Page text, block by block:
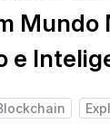
Mundo
e